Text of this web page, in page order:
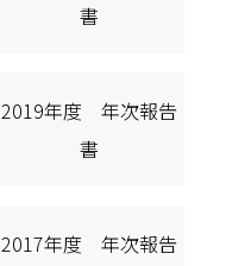
書
2019年度 年次報告
書
2017年度 年次報告